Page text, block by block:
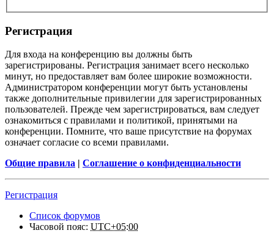
Регистрация
Для входа на конференцию вы должны быть
зарегистрированы. Регистрация занимает всего несколько
минут, но предоставляет вам более широкие возможности.
Администратором конференции могут быть установлены
также дополнительные привилегии для зарегистрированных
пользователей. Прежде чем зарегистрироваться, вам следует
ознакомиться с правилами и политикой, принятыми на
конференции. Помните, что ваше присутствие на форумах
означает согласие со всеми правилами.
Общие правила | Соглашение о конфиденциальности
Регистрация
Список форумов
Часовой пояс: UTC+05:00